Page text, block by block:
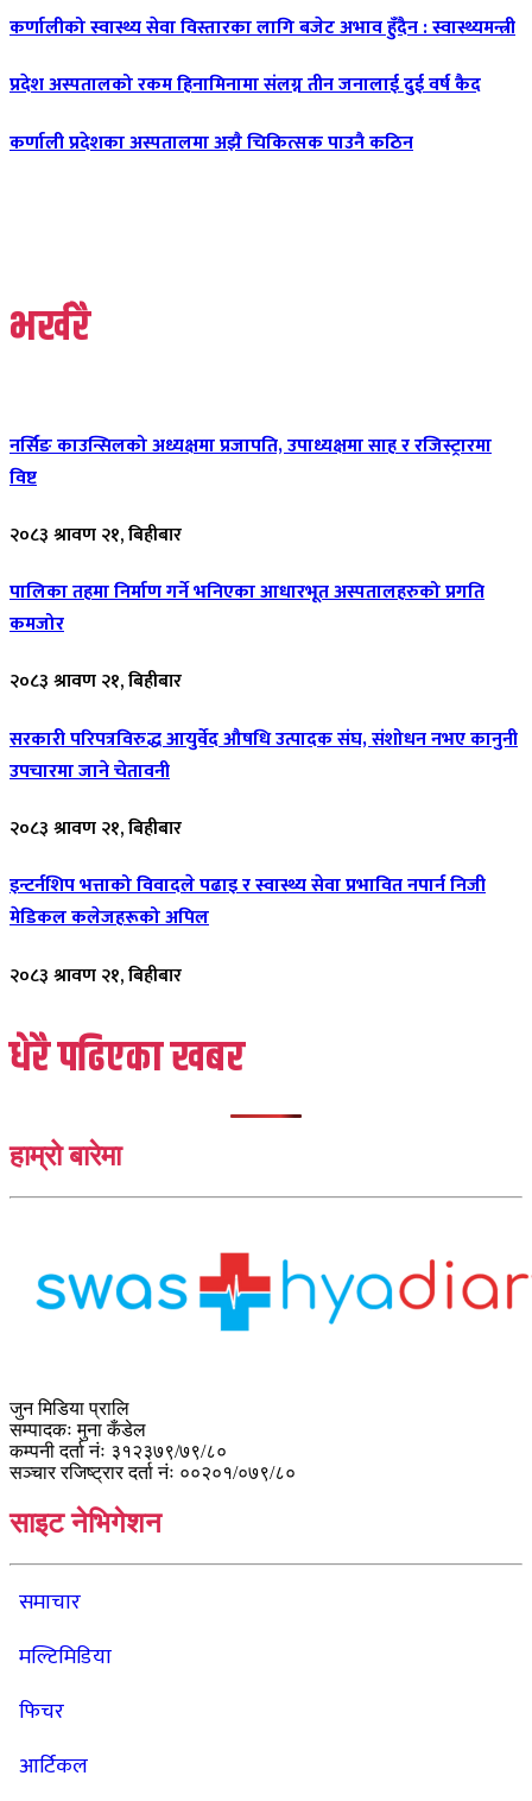
कर्णालीको स्वास्थ्य सेवा विस्तारका लागि बजेट अभाव हुँदैन : स्वास्थ्यमन्त्री
प्रदेश अस्पतालको रकम हिनामिनामा संलग्न तीन जनालाई दुई वर्ष कैद
कर्णाली प्रदेशका अस्पतालमा अझै चिकित्सक पाउनै कठिन
भर्खरै
नर्सिङ काउन्सिलको अध्यक्षमा प्रजापति, उपाध्यक्षमा साह र रजिस्ट्रारमा
विष्ट
२०८३ श्रावण २१, बिहीबार
पालिका तहमा निर्माण गर्ने भनिएका आधारभूत अस्पतालहरुको प्रगति
कमजोर
२०८३ श्रावण २१, बिहीबार
सरकारी परिपत्रविरुद्ध आयुर्वेद औषधि उत्पादक संघ, संशोधन नभए कानुनी
उपचारमा जाने चेतावनी
२०८३ श्रावण २१, बिहीबार
इन्टर्नशिप भत्ताको विवादले पढाइ र स्वास्थ्य सेवा प्रभावित नपार्न निजी
मेडिकल कलेजहरूको अपिल
२०८३ श्रावण २१, बिहीबार
धेरै पढिएका खबर
हाम्रो बारेमा
जुन मिडिया प्रालि
सम्पादकः मुना कँडेल
कम्पनी दर्ता नंः ३१२३७९/७९/८०
सञ्चार रजिष्ट्रार दर्ता नंः ००२०१/०७९/८०
साइट नेभिगेशन
समाचार
मल्टिमिडिया
फिचर
आर्टिकल